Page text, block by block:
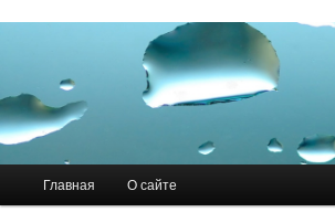
Перейти к основному содержимому
Перейти к дополнительному содержимому
Главная О сайте